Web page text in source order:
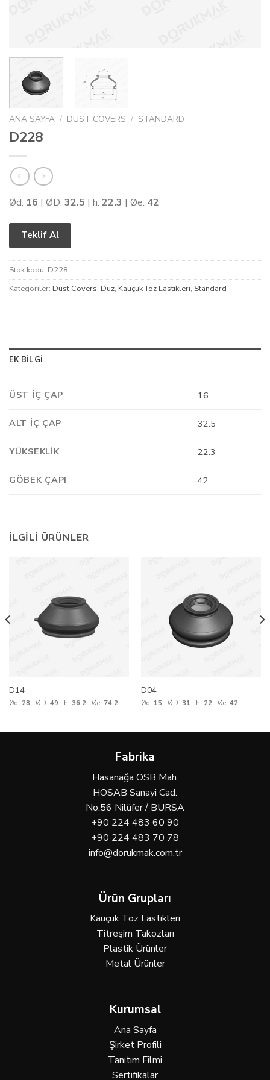
ANA SAYFA / DUST COVERS / STANDARD
D228
Ød: 16 | ØD: 32.5 | h: 22.3 | Øe: 42
Teklif Al
Stok kodu: D228
Kategoriler: Dust Covers, Düz, Kauçuk Toz Lastikleri, Standard
EK BILGI
ÜST İÇ ÇAP 16
ALT İÇ ÇAP 32.5
YÜKSEKLIK 22.3
GÖBEK ÇAPI 42
İLGILI ÜRÜNLER
D14
Ød: 28 | ØD: 49 | h: 36.2| Øe: 74.2
D04
Ød: 15 | ØD: 31 | h: 22| Øe: 42
Fabrika
Hasanağa OSB Mah.
HOSAB Sanayi Cad.
No:56 Nilüfer / BURSA
+90 224 483 60 90
+90 224 483 70 78
info@dorukmak.com.tr
Ürün Grupları
Kauçuk Toz Lastikleri
Titreşim Takozları
Plastik Ürünler
Metal Ürünler
Kurumsal
Ana Sayfa
Şirket Profili
Tanıtım Filmi
Sertifikalar